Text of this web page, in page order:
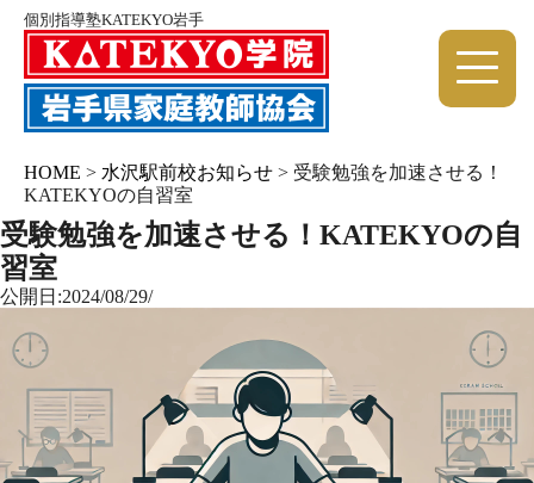
個別指導塾KATEKYO岩手
HOME > 水沢駅前校お知らせ > 受験勉強を加速させる！
KATEKYOの自習室
受験勉強を加速させる！KATEKYOの自
習室
公開日:2024/08/29/